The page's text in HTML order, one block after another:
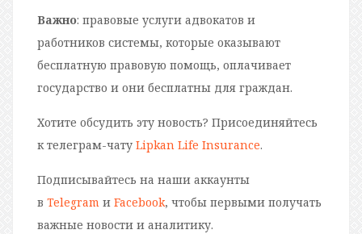
Важно: правовые услуги адвокатов и
работников системы, которые оказывают
бесплатную правовую помощь, оплачивает
государство и они бесплатны для граждан.
Хотите обсудить эту новость? Присоединяйтесь
к телеграм-чату Lipkan Life Insurance.
Подписывайтесь на наши аккаунты
в Telegram и Facebook, чтобы первыми получать
важные новости и аналитику.